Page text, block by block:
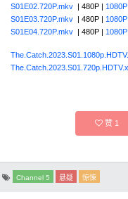
S01E02.720P.mkv | 480P | 1080P
S01E03.720P.mkv | 480P | 1080P
S01E04.720P.mkv | 480P | 1080P
赞1
Channel 5 悬疑 惊悚